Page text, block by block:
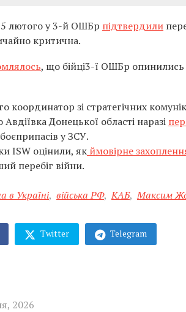
лютого у 3-й ОШБр підтвердили
критична.
, що бійці3-ї ОШБр опинились
координатор зі стратегічних
Авдіївка Донецької області наразі
у ЗСУ.
ISW оцінили, як ймовірне
перебіг війни.
в Україні, війська РФ, КАБ, Максим
Twitter Telegram
2026